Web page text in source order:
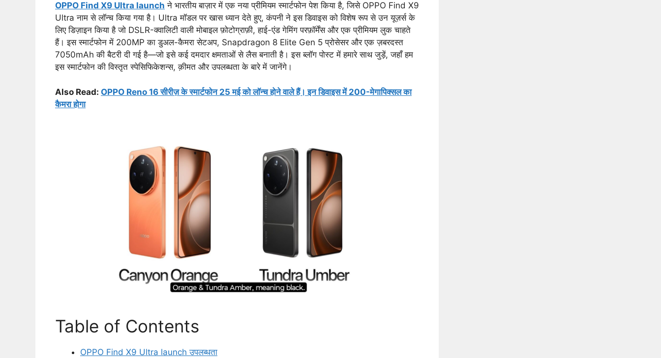
OPPO Find X9 Ultra launch ने भारतीय बाज़ार में एक नया प्रीमियम स्मार्टफोन पेश किया है, जिसे OPPO Find X9
Ultra नाम से लॉन्च किया गया है। Ultra मॉडल पर खास ध्यान देते हुए, कंपनी ने इस डिवाइस को विशेष रूप से उन यूज़र्स के
लिए डिज़ाइन किया है जो DSLR-क्वालिटी वाली मोबाइल फ़ोटोग्राफ़ी, हाई-एंड गेमिंग परफ़ॉर्मेंस और एक प्रीमियम लुक चाहते
हैं। इस स्मार्टफोन में 200MP का डुअल-कैमरा सेटअप, Snapdragon 8 Elite Gen 5 प्रोसेसर और एक ज़बरदस्त
7050mAh की बैटरी दी गई है—जो इसे कई दमदार क्षमताओं से लैस बनाती है। इस ब्लॉग पोस्ट में हमारे साथ जुड़ें, जहाँ हम
इस स्मार्टफोन की विस्तृत स्पेसिफिकेशन्स, क़ीमत और उपलब्धता के बारे में जानेंगे।
Also Read: OPPO Reno 16 सीरीज़ के स्मार्टफोन 25 मई को लॉन्च होने वाले हैं। इन डिवाइस में 200-मेगापिक्सल का
कैमरा होगा
Table of Contents
OPPO Find X9 Ultra launch उपलब्धता